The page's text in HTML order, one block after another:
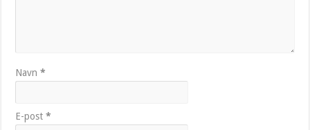
Navn*
E-post*